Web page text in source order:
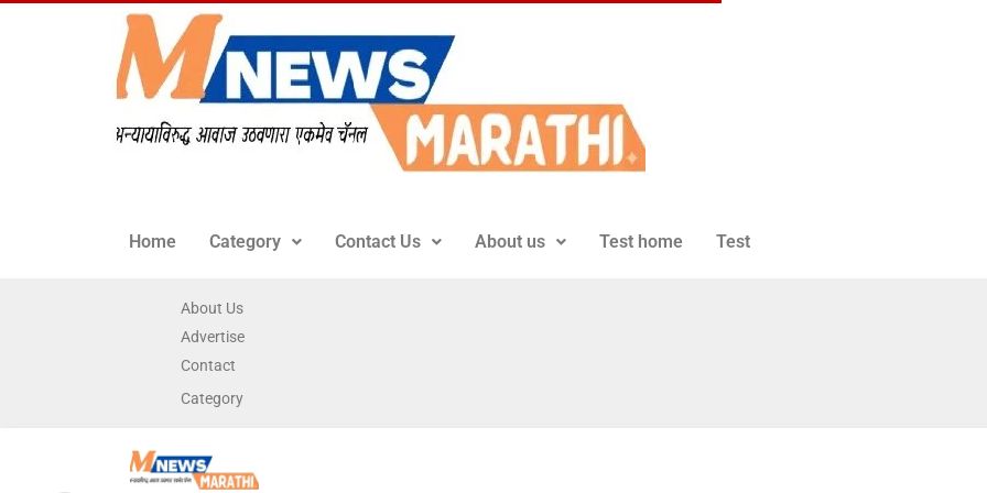
Home Category Contact Us About us Test home Test
About Us
Advertise
Contact
Category